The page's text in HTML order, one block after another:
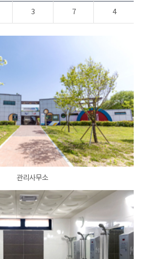
3 7 4
관리사무소